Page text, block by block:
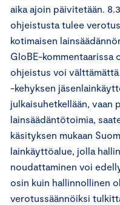
aika ajoin päivitetään.
ohjeistusta tulee
kotimaisen
GloBE-
ohjeistus voi
-kehyksen
julkaisuhetkellään, vaan
lainsäädäntötoimia,
käsityksen mukaan
lainkäyttöalue, jolla
noudattaminen voi
osin kuin hallinnollinen
verotussäännöiksi